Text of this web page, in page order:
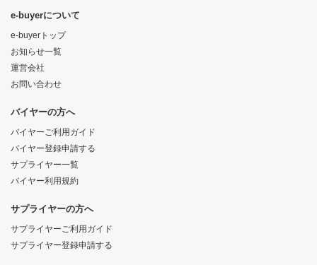
e-buyerについて
e-buyerトップ
お知らせ一覧
運営会社
お問い合わせ
バイヤーの方へ
バイヤーご利用ガイド
バイヤー登録申請する
サプライヤー一覧
バイヤー利用規約
サプライヤーの方へ
サプライヤーご利用ガイド
サプライヤー登録申請する